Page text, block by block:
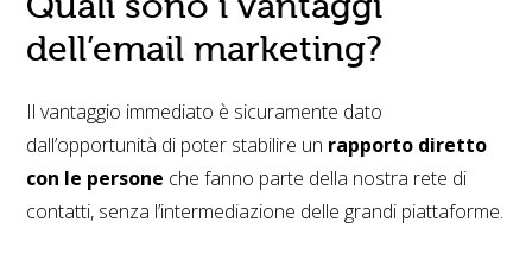
dell’email marketing?
Il vantaggio immediato è sicuramente dato
dall’opportunità di poter stabilire un rapporto diretto
con le persone che fanno parte della nostra rete di
contatti, senza l’intermediazione delle grandi piattaforme.